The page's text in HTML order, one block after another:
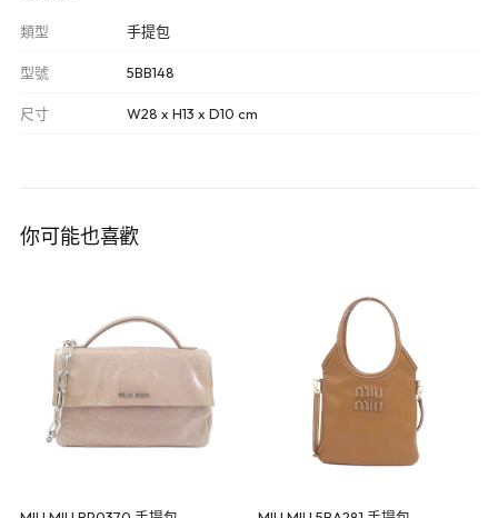
類型 手提包
型號 5BB148
尺寸 W28 x H13 x D10 cm
你可能也喜歡